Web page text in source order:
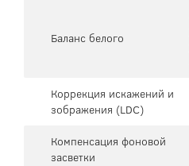
Баланс белого
Коррекция искажений и
зображения (LDC)
Компенсация фоновой
засветки